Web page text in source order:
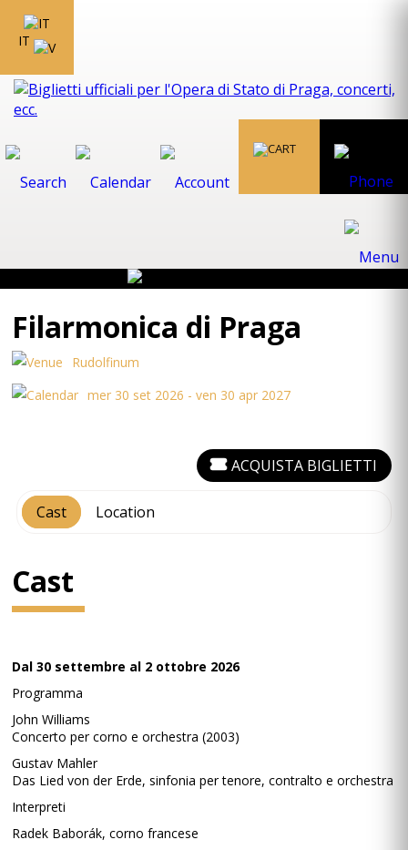
IT
Filarmonica di Praga
Rudolfinum
mer 30 set 2026 - ven 30 apr 2027
Cast Location
ACQUISTA BIGLIETTI
Cast
Dal 30 settembre al 2 ottobre 2026
Programma
John Williams
Concerto per corno e orchestra (2003)
Gustav Mahler
Das Lied von der Erde, sinfonia per tenore, contralto e orchestra
Interpreti
Radek Baborák, corno francese